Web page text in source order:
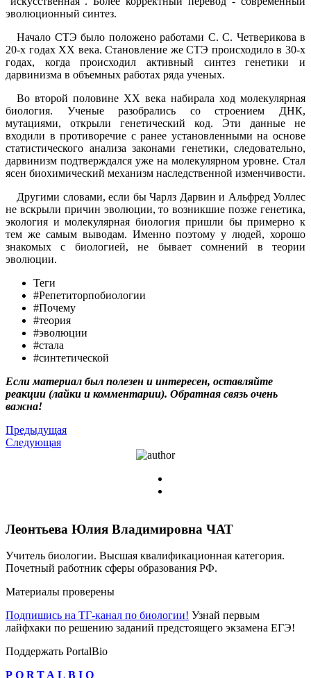
эволюционный синтез.
Начало СТЭ было положено работами С. С. Четверикова в
20-х годах XX века. Становление же СТЭ происходило в 30-х
годах, когда происходил активный синтез генетики и
дарвинизма в объемных работах ряда ученых.
Во второй половине XX века набирала ход молекулярная
биология. Ученые разобрались со строением ДНК,
мутациями, открыли генетический код. Эти данные не
входили в противоречие с ранее установленными на основе
статистического анализа законами генетики, следовательно,
дарвинизм подтверждался уже на молекулярном уровне. Стал
ясен биохимический механизм наследственной изменчивости.
Другими словами, если бы Чарлз Дарвин и Альфред Уоллес
не вскрыли причин эволюции, то возникшие позже генетика,
экология и молекулярная биология пришли бы примерно к
тем же самым выводам. Именно поэтому у людей, хорошо
знакомых с биологией, не бывает сомнений в теории
эволюции.
Теги
#Репетиторпобиологии
#Почему
#теория
#эволюции
#стала
#синтетической
Если материал был полезен и интересен, оставляйте
реакции (лайки и комментарии). Обратная связь очень
важна!
Предыдущая
Следующая
Леонтьева Юлия Владимировна ЧАТ
Учитель биологии. Высшая квалификационная категория.
Почетный работник сферы образования РФ.
Материалы проверены
Подпишись на ТГ-канал по биологии! Узнай первым
лайфхаки по решению заданий предстоящего экзамена ЕГЭ!
Поддержать PortalBio
PORTALBIO